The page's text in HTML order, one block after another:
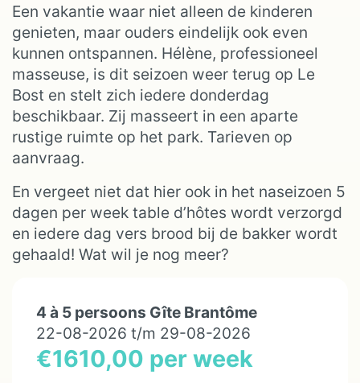
Een vakantie waar niet alleen de kinderen
genieten, maar ouders eindelijk ook even
kunnen ontspannen. Hélène, professioneel
masseuse, is dit seizoen weer terug op Le
Bost en stelt zich iedere donderdag
beschikbaar. Zij masseert in een aparte
rustige ruimte op het park. Tarieven op
aanvraag.
En vergeet niet dat hier ook in het naseizoen 5
dagen per week table d’hôtes wordt verzorgd
en iedere dag vers brood bij de bakker wordt
gehaald! Wat wil je nog meer?
4 à 5 persoons Gîte Brantôme
22-08-2026 t/m 29-08-2026
€1610,00 per week